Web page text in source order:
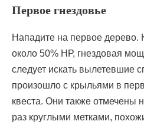
Первое гнездовье
Нападите на первое дерево.
около 50% НР, гнездовая
следует искать вылетевшие
произошло с крыльями в
квеста. Они также отмечены
раз круглыми метками,